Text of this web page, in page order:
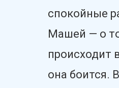
спокойные
Машей — о
происходит
она боится.